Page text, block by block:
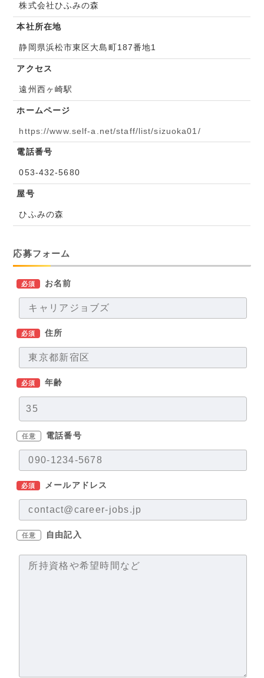
株式会社ひふみの森
本社所在地
静岡県浜松市東区大島町187番地1
アクセス
遠州西ヶ崎駅
ホームページ
https://www.self-a.net/staff/list/sizuoka01/
電話番号
053-432-5680
屋号
ひふみの森
応募フォーム
必須 お名前
必須 住所
必須 年齢
任意 電話番号
必須 メールアドレス
任意 自由記入